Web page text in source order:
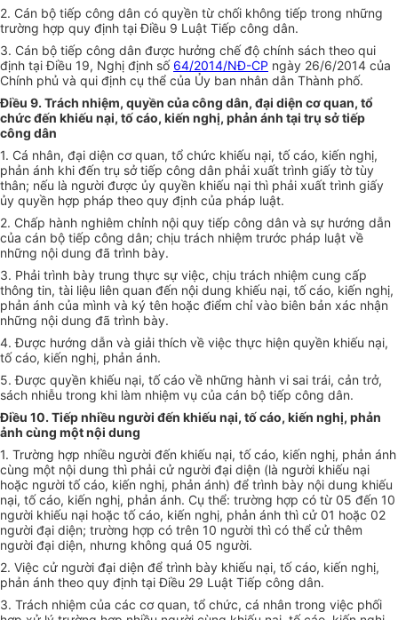
2. Cán bộ tiếp công dân có quyền từ chối không tiếp trong những
trường hợp quy định tại Điều 9 Luật Tiếp công dân.
3. Cán bộ tiếp công dân được hưởng chế độ chính sách theo qui
định tại Điều 19, Nghị định số 64/2014/NĐ-CP ngày 26/6/2014 của
Chính phủ và qui định cụ thể của Ủy ban nhân dân Thành phố.
Điều 9. Trách nhiệm, quyền của công dân, đại diện cơ quan, tổ
chức đến khiếu nại, tố cáo, kiến nghị, phản ánh tại trụ sở tiếp
công dân
1. Cá nhân, đại diện cơ quan, tổ chức khiếu nại, tố cáo, kiến nghị,
phản ánh khi đến trụ sở tiếp công dân phải xuất trình giấy tờ tùy
thân; nếu là người được ủy quyền khiếu nại thì phải xuất trình giấy
ủy quyền hợp pháp theo quy định của pháp luật.
2. Chấp hành nghiêm chỉnh nội quy tiếp công dân và sự hướng dẫn
của cán bộ tiếp công dân; chịu trách nhiệm trước pháp luật về
những nội dung đã trình bày.
3. Phải trình bày trung thực sự việc, chịu trách nhiệm cung cấp
thông tin, tài liệu liên quan đến nội dung khiếu nại, tố cáo, kiến nghị,
phản ánh của mình và ký tên hoặc điểm chỉ vào biên bản xác nhận
những nội dung đã trình bày.
4. Được hướng dẫn và giải thích về việc thực hiện quyền khiếu nại,
tố cáo, kiến nghị, phản ánh.
5. Được quyền khiếu nại, tố cáo về những hành vi sai trái, cản trở,
sách nhiễu trong khi làm nhiệm vụ của cán bộ tiếp công dân.
Điều 10. Tiếp nhiều người đến khiếu nại, tố cáo, kiến nghị, phản
ảnh cùng một nội dung
1. Trường hợp nhiều người đến khiếu nại, tố cáo, kiến nghị, phản ánh
cùng một nội dung thì phải cử người đại diện (là người khiếu nại
hoặc người tố cáo, kiến nghị, phản ánh) để trình bày nội dung khiếu
nại, tố cáo, kiến nghị, phản ánh. Cụ thể: trường hợp có từ 05 đến 10
người khiếu nại hoặc tố cáo, kiến nghị, phản ánh thì cử 01 hoặc 02
người đại diện; trường hợp có trên 10 người thì có thể cử thêm
người đại diện, nhưng không quá 05 người.
2. Việc cử người đại diện để trình bày khiếu nại, tố cáo, kiến nghị,
phản ánh theo quy định tại Điều 29 Luật Tiếp công dân.
3. Trách nhiệm của các cơ quan, tổ chức, cá nhân trong việc phối